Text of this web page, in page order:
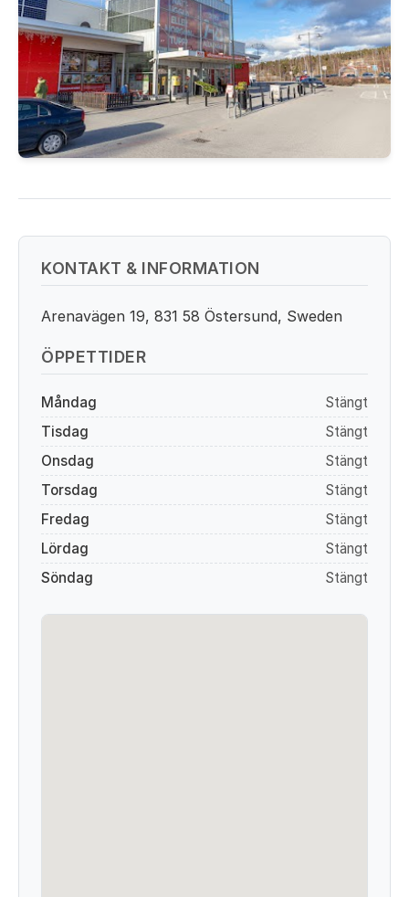
KONTAKT & INFORMATION
Arenavägen 19, 831 58 Östersund, Sweden
ÖPPETTIDER
Måndag
Stängt
Tisdag
Stängt
Onsdag
Stängt
Torsdag
Stängt
Fredag
Stängt
Lördag
Stängt
Söndag
Stängt